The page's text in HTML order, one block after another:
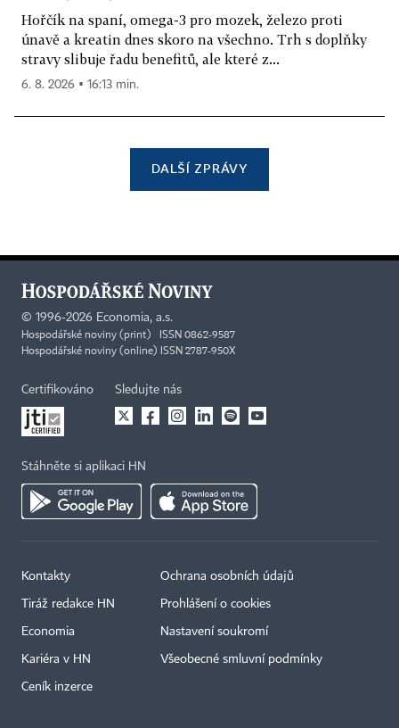
Hořčík na spaní, omega-3 pro mozek, železo proti
únavě a kreatin dnes skoro na všechno. Trh s doplňky
stravy slibuje řadu benefitů, ale které z...
6. 8. 2026 ▪ 16:13 min.
DALŠÍ ZPRÁVY
© 1996-2026 Economia, a.s.
Hospodářské noviny (print) ISSN 0862-9587
Hospodářské noviny (online) ISSN 2787-950X
Certifikováno Sledujte nás
Stáhněte si aplikaci HN
Kontakty
Tiráž redakce HN
Economia
Kariéra v HN
Ceník inzerce
Ochrana osobních údajů
Prohlášení o cookies
Nastavení soukromí
Všeobecné smluvní podmínky